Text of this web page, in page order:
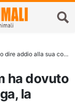
con se, senza riuscirci. Dopo due anni arriva una telefonata che lascia l’uomo con le lacrime agli occhi.
ha dovuto
la